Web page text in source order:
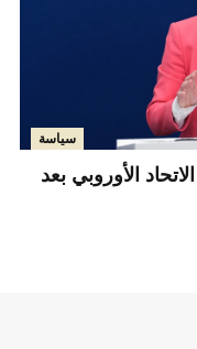
سياسة
الأوروبي بعد